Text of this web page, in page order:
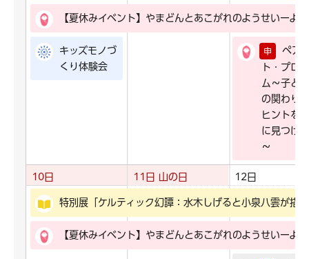
【夏休みイベント】やまどんとあこがれのようせいーよ
キッズモノづ
くり体験会
申
ペア
ト・プロ
ム～子ど
の関わり
ヒントを
に見つけ
～
10日 11日 山の日 12日
特別展「ケルティック幻譚：水木しげると小泉八雲が描
【夏休みイベント】やまどんとあこがれのようせいーよ